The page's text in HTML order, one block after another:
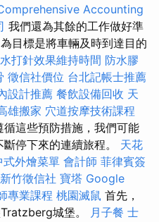
Accounting
我們還為其餘的工作做好準
目標是將車輛及時到達目的
打針效果維持時間 防水膠
徵信社價位 台北記帳士推薦
設計推薦 餐飲設備回收 天
雄搬家 穴道按摩技術課程
循這些預防措施，我們可能
停下來的連續旅程。 天花
式外燴菜單 會計師 菲律賓簽
新竹徵信社 寶塔 Google
專業課程 桃園滅鼠 首先，
城堡。 月子餐 士